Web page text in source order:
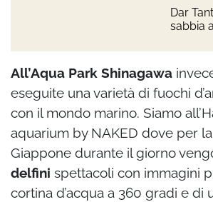
Dar
sabbia
All’Aqua Park Shinagawa
eseguite una varietà di fuochi
con il mondo marino. Siamo
aquarium by NAKED dove per
Giappone durante il giorno
delfini spettacoli con immagini
cortina d’acqua a 360 gradi e di